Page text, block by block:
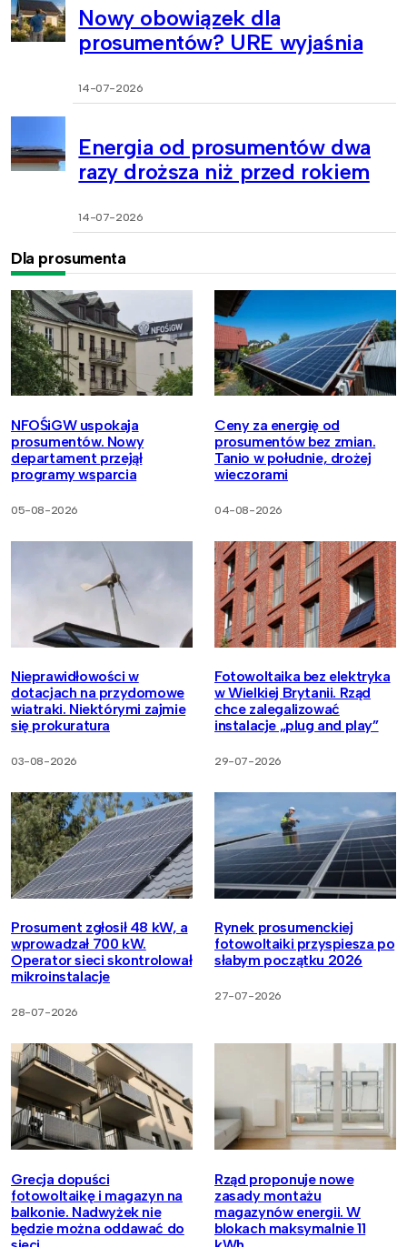
Nowy obowiązek dla
prosumentów? URE wyjaśnia
14-07-2026
Energia od prosumentów dwa
razy droższa niż przed rokiem
14-07-2026
Dla prosumenta
NFOŚiGW uspokaja
prosumentów. Nowy
departament przejął
programy wsparcia
05-08-2026
Ceny za energię od
prosumentów bez zmian.
Tanio w południe, drożej
wieczorami
04-08-2026
Nieprawidłowości w
dotacjach na przydomowe
wiatraki. Niektórymi zajmie
się prokuratura
03-08-2026
Fotowoltaika bez elektryka
w Wielkiej Brytanii. Rząd
chce zalegalizować
instalacje „plug and play”
29-07-2026
Prosument zgłosił 48 kW, a
wprowadzał 700 kW.
Operator sieci skontrolował
mikroinstalacje
28-07-2026
Rynek prosumenckiej
fotowoltaiki przyspiesza po
słabym początku 2026
27-07-2026
Grecja dopuści
fotowoltaikę i magazyn na
balkonie. Nadwyżek nie
będzie można oddawać do
Rząd proponuje nowe
zasady montażu
magazynów energii. W
blokach maksymalnie 11